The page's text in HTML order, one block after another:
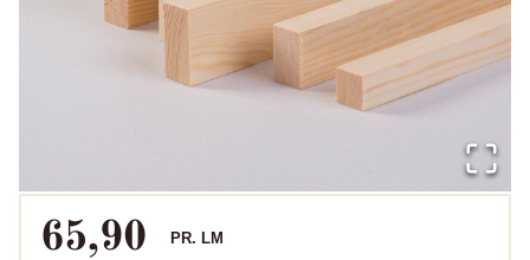
65,90 PR. LM